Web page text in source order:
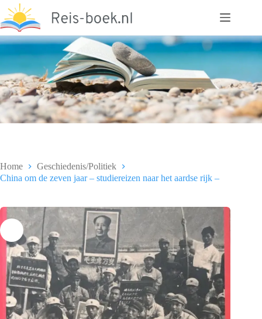
naar
de
inhoud
Home
Geschiedenis/Politiek
China om de zeven jaar – studiereizen naar het aardse rijk –